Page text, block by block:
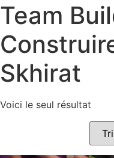
Team
Skhirat
Voici le seul résultat